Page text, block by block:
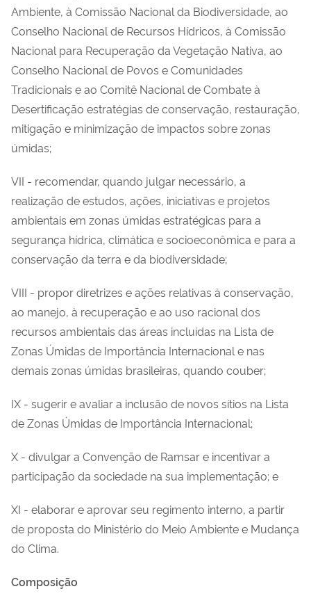
Ambiente, à Comissão Nacional da Biodiversidade, ao
Conselho Nacional de Recursos Hídricos, à Comissão
Nacional para Recuperação da Vegetação Nativa, ao
Conselho Nacional de Povos e Comunidades
Tradicionais e ao Comitê Nacional de Combate à
Desertificação estratégias de conservação, restauração,
mitigação e minimização de impactos sobre zonas
úmidas;
VII - recomendar, quando julgar necessário, a
realização de estudos, ações, iniciativas e projetos
ambientais em zonas úmidas estratégicas para a
segurança hídrica, climática e socioeconômica e para a
conservação da terra e da biodiversidade;
VIII - propor diretrizes e ações relativas à conservação,
ao manejo, à recuperação e ao uso racional dos
recursos ambientais das áreas incluídas na Lista de
Zonas Úmidas de Importância Internacional e nas
demais zonas úmidas brasileiras, quando couber;
IX - sugerir e avaliar a inclusão de novos sítios na Lista
de Zonas Úmidas de Importância Internacional;
X - divulgar a Convenção de Ramsar e incentivar a
participação da sociedade na sua implementação; e
XI - elaborar e aprovar seu regimento interno, a partir
de proposta do Ministério do Meio Ambiente e Mudança
do Clima.
Composição